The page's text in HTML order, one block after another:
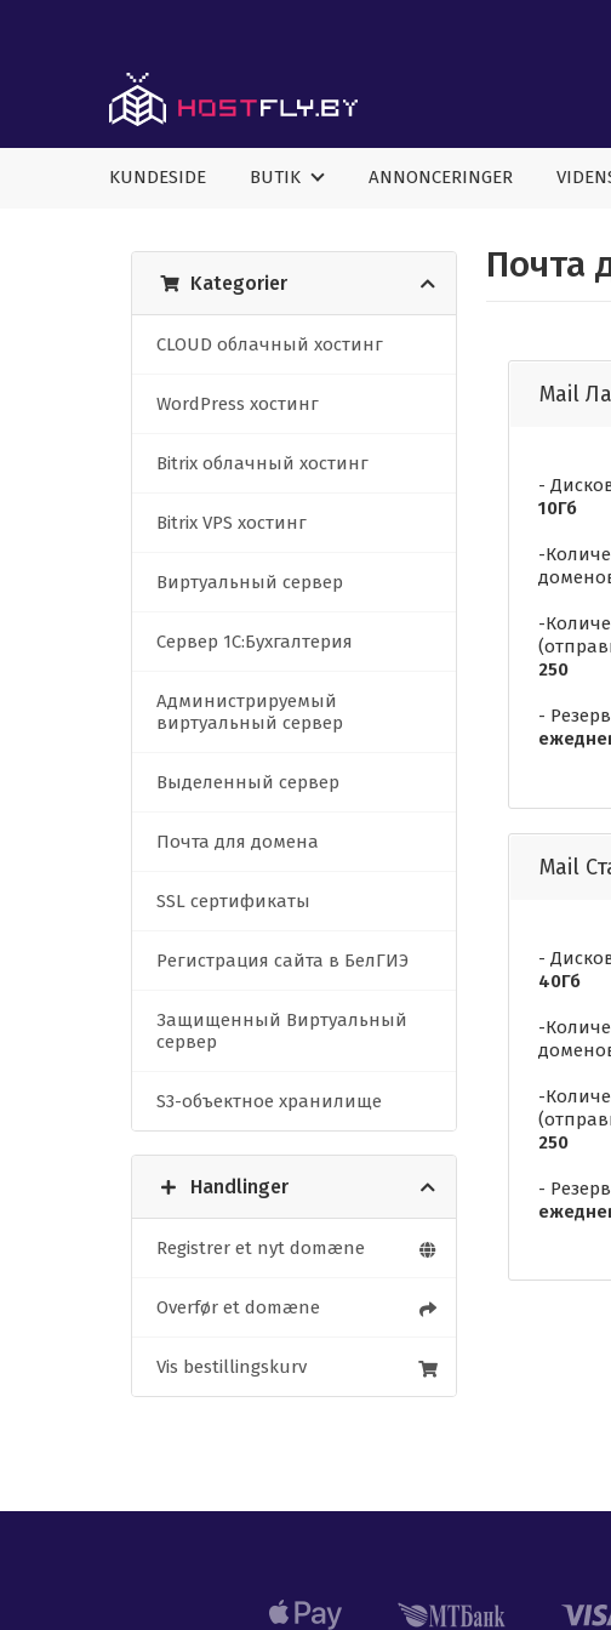
KUNDESIDE BUTIK ANNONCERINGER
Почта
Kategorier
CLOUD облачный хостинг
WordPress хостинг
Bitrix облачный хостинг
Bitrix VPS хостинг
Виртуальный сервер
Сервер 1C:Бухгалтерия
Администрируемый
виртуальный сервер
Выделенный сервер
Почта для домена
SSL сертификаты
Регистрация сайта в БелГИЭ
Защищенный Виртуальный
сервер
S3-объектное хранилище
Handlinger
Registrer et nyt domæne
Overfør et domæne
Vis bestillingskurv
Mail
-
10Гб
-
-
250
-
Mail
-
40Гб
-
-
250
-